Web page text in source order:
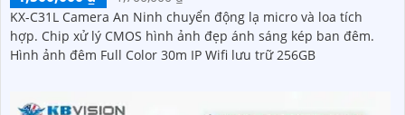
KX-C31L Camera An Ninh chuyển động lạ micro và loa tích
hợp. Chip xử lý CMOS hình ảnh đẹp ánh sáng kép ban đêm.
Hình ảnh đêm Full Color 30m IP Wifi lưu trữ 256GB